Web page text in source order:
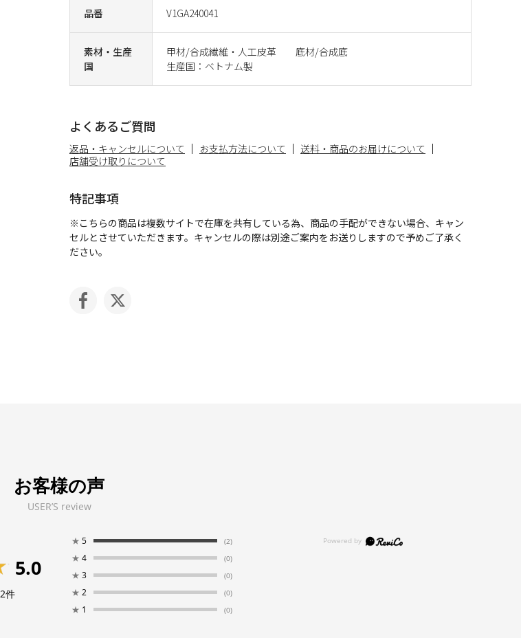
品番 V1GA240041
素材・生産
国
甲材/合成繊維・人工皮革 底材/合成底
生産国：ベトナム製
よくあるご質問
返品・キャンセルについて お支払方法について
送料・商品のお届けについて
店舗受け取りについて
特記事項
※こちらの商品は複数サイトで在庫を共有している為、商品の手配ができない場合、キャン
セルとさせていただきます。キャンセルの際は別途ご案内をお送りしますので予めご了承く
ださい。
お客様の声
USER’S review
5.0
2件
★ 5 (2)
★ 4 (0)
★ 3 (0)
★ 2 (0)
★ 1 (0)